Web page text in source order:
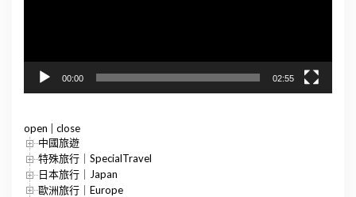
00:00 02:55
open
close
中國旅遊
特殊旅行｜SpecialTravel
日本旅行｜Japan
歐洲旅行｜Europe